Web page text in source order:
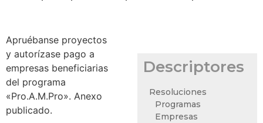
Apruébanse proyectos
y autorízase pago a
empresas beneficiarias
del programa
«Pro.A.M.Pro». Anexo
publicado.
Descriptores
Resoluciones
Programas
Empresas